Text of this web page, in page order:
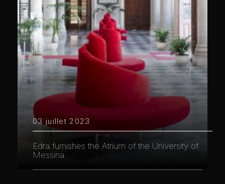
03 juillet 2023
Edra furnishes the Atrium of the University of
Messina